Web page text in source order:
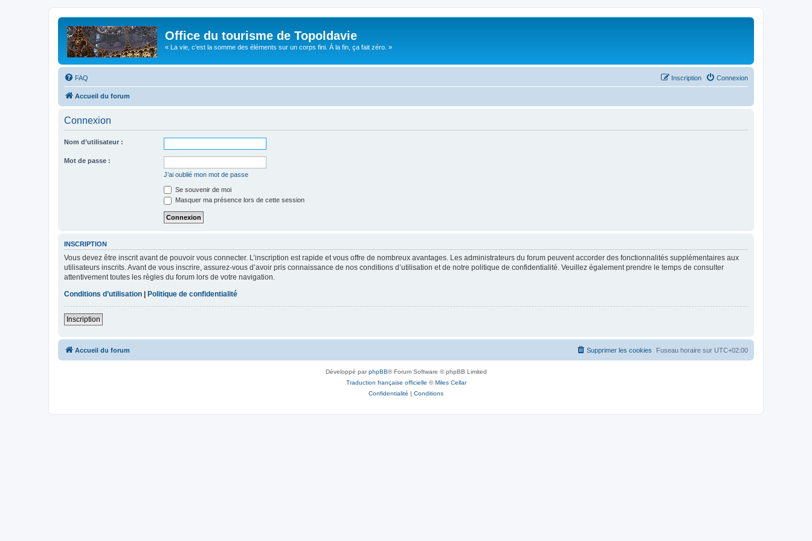
Office du tourisme de Topoldavie
« La vie, c'est la somme des éléments sur un corps fini. À la fin, ça fait zéro. »
FAQ Connexion
Inscription
Accueil du forum
Connexion
Nom d’utilisateur :
Mot de passe :
J’ai oublié mon mot de passe
Se souvenir de moi
Masquer ma présence lors de cette session
INSCRIPTION
Vous devez être inscrit avant de pouvoir vous connecter. L’inscription est rapide et vous offre de nombreux avantages. Les administrateurs du forum peuvent accorder des fonctionnalités supplémentaires aux
utilisateurs inscrits. Avant de vous inscrire, assurez-vous d’avoir pris connaissance de nos conditions d’utilisation et de notre politique de confidentialité. Veuillez également prendre le temps de consulter
attentivement toutes les règles du forum lors de votre navigation.
Conditions d’utilisation
Politique de confidentialité
Inscription
Accueil du forum Fuseau horaire sur UTC+02:00
Supprimer les cookies
Développé parphpBB® Forum Software © phpBB Limited
Traduction française officielle ©Miles Cellar
Confidentialité | Conditions